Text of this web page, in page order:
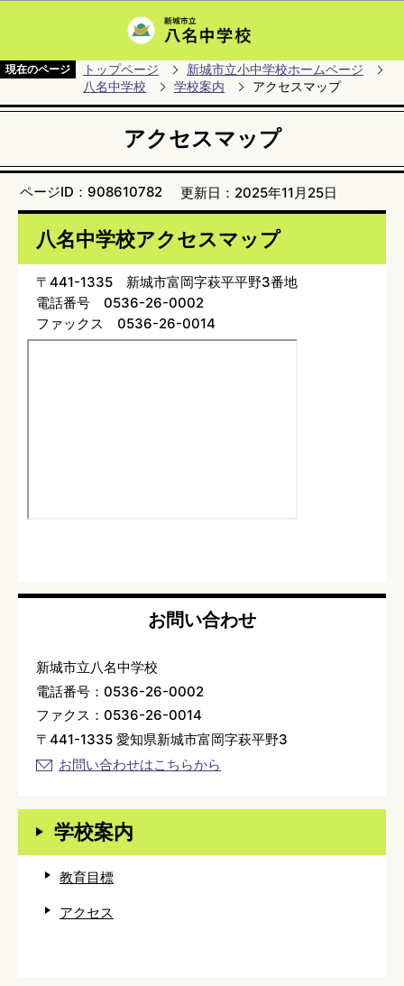
現在のページ トップページ
新城市立小中学校ホームページ
八名中学校
学校案内 アクセスマップ
アクセスマップ
ページID：908610782 更新日：2025年11月25日
八名中学校アクセスマップ
〒441-1335 新城市富岡字萩平平野3番地
電話番号 0536-26-0002
ファックス 0536-26-0014
お問い合わせ
新城市立八名中学校
電話番号：0536-26-0002
ファクス：0536-26-0014
〒441-1335 愛知県新城市富岡字萩平野3
お問い合わせはこちらから
学校案内
教育目標
アクセス